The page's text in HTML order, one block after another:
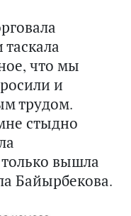
что мы
и
трудом.
стыдно
вышла
Байырбекова.